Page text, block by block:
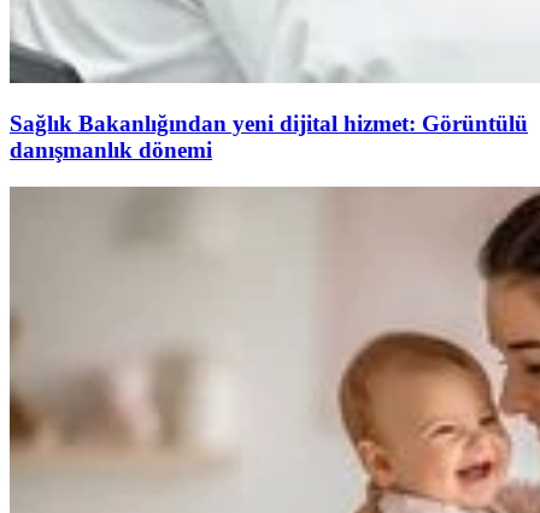
Sağlık Bakanlığından yeni dijital hizmet: Görüntülü
danışmanlık dönemi